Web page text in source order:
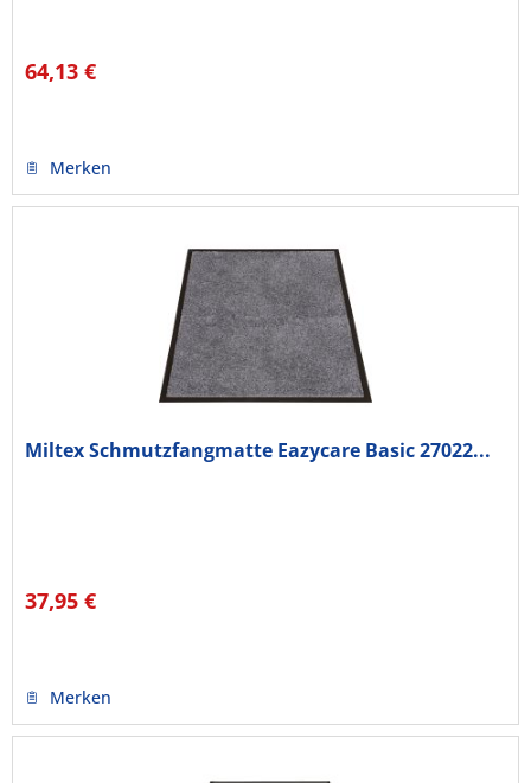
64,13 €
Merken
Miltex Schmutzfangmatte Eazycare Basic 27022...
37,95 €
Merken